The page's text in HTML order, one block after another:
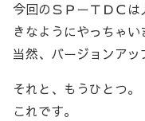
今回のＳＰ－ＴＤＣ
きなようにやっちゃ
当然、バージョンアッ
それと、もうひとつ。
これです。